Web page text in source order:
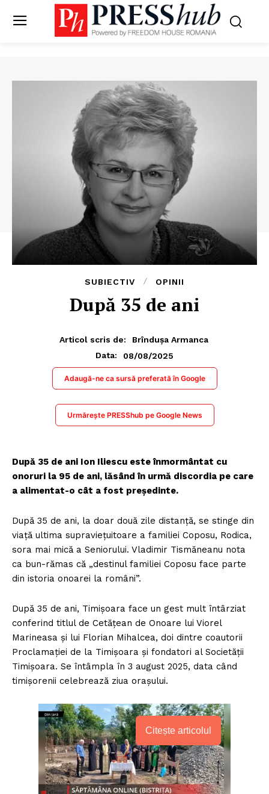
SUBIECTIV OPINII
După 35 de ani
Articol scris de:
Brîndușa Armanca
Data:
08/08/2025
Adaugă-ne ca sursă preferată în Google
Urmărește PRESShub pe Google News
După 35 de ani Ion Iliescu este înmormântat cu
onoruri la 95 de ani, lăsând în urmă discordia pe care
a alimentat-o cât a fost președinte.
După 35 de ani, la doar două zile distanță, se stinge din
viață ultima supraviețuitoare a familiei Coposu, Rodica,
sora mai mică a Seniorului. Vladimir Tismăneanu nota
ca bun-rămas că „destinul familiei Coposu face parte
din istoria onoarei la români”.
După 35 de ani, Timișoara face un gest mult întârziat
conferind titlul de Cetățean de Onoare lui Viorel
Marineasa și lui Florian Mihalcea, doi dintre coautorii
Proclamației de la Timișoara și fondatori al Societății
Timișoara. Se întâmpla în 3 august 2025, data când
timișorenii celebrează ziua orașului.
Citește articolul